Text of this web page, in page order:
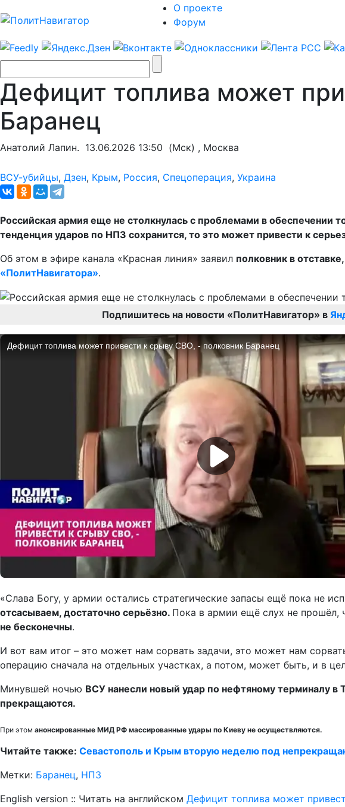
О проекте
Форум
Дефицит топлива может
Баранец
Анатолий Лапин. 13.06.2026 13:50 (Мск) , Москва
ВСУ-убийцы, Дзен, Крым, Россия, Спецоперация, Украина
Российская армия еще не столкнулась с проблемами в обеспечении
тенденция ударов по НПЗ сохранится, то это может привести к
Об этом в эфире канала «Красная линия» заявил полковник в
«ПолитНавигатора».
Подпишитесь на новости «ПолитНавигатор» в
«Слава Богу, у армии остались стратегические запасы ещё пока не
отсасываем, достаточно серьёзно. Пока в армии ещё слух не прошёл,
не бесконечны.
И вот вам итог – это может нам сорвать задачи, это может нам
операцию сначала на отдельных участках, а потом, может быть, и в
Минувшей ночью ВСУ нанесли новый удар по нефтяному терминалу в
прекращаются.
При этом анонсированные МИД РФ массированные удары по Киеву не осуществляются.
Читайте также: Севастополь и Крым вторую неделю под
Метки: Баранец, НПЗ
English version :: Читать на английском Дефицит топлива может